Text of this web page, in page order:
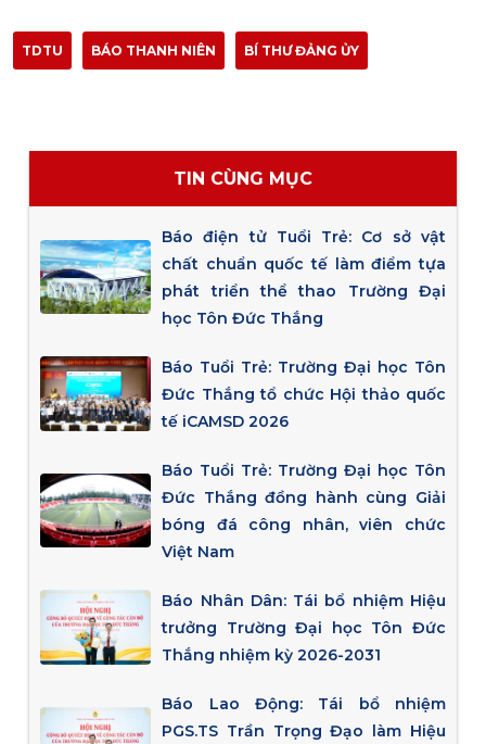
TDTU BÁO THANH NIÊN BÍ THƯ ĐẢNG ỦY
TIN CÙNG MỤC
Báo điện tử Tuổi Trẻ: Cơ sở vật
chất chuẩn quốc tế làm điểm tựa
phát triển thể thao Trường Đại
học Tôn Đức Thắng
Báo Tuổi Trẻ: Trường Đại học Tôn
Đức Thắng tổ chức Hội thảo quốc
tế iCAMSD 2026
Báo Tuổi Trẻ: Trường Đại học Tôn
Đức Thắng đồng hành cùng Giải
bóng đá công nhân, viên chức
Việt Nam
Báo Nhân Dân: Tái bổ nhiệm Hiệu
trưởng Trường Đại học Tôn Đức
Thắng nhiệm kỳ 2026-2031
Báo Lao Động: Tái bổ nhiệm
PGS.TS Trần Trọng Đạo làm Hiệu